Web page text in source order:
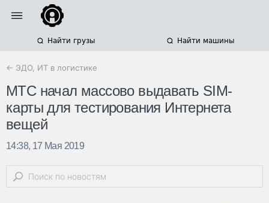
Найти грузы Найти машины
← ЭДО, ИТ в логистике
МТС начал массово выдавать SIM-
карты для тестирования Интернета
вещей
14:38, 17 Мая 2019